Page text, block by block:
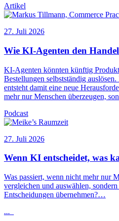
Artikel
27. Juli 2026
Wie KI-Agenten den
KI-Agenten könnten künftig
Bestellungen selbstständig
entsteht damit eine neue
mehr nur Menschen überzeugen,
Podcast
27. Juli 2026
Wenn KI entscheidet, was
Was passiert, wenn nicht mehr nur
vergleichen und auswählen, sondern
Entscheidungen übernehmen?…
...